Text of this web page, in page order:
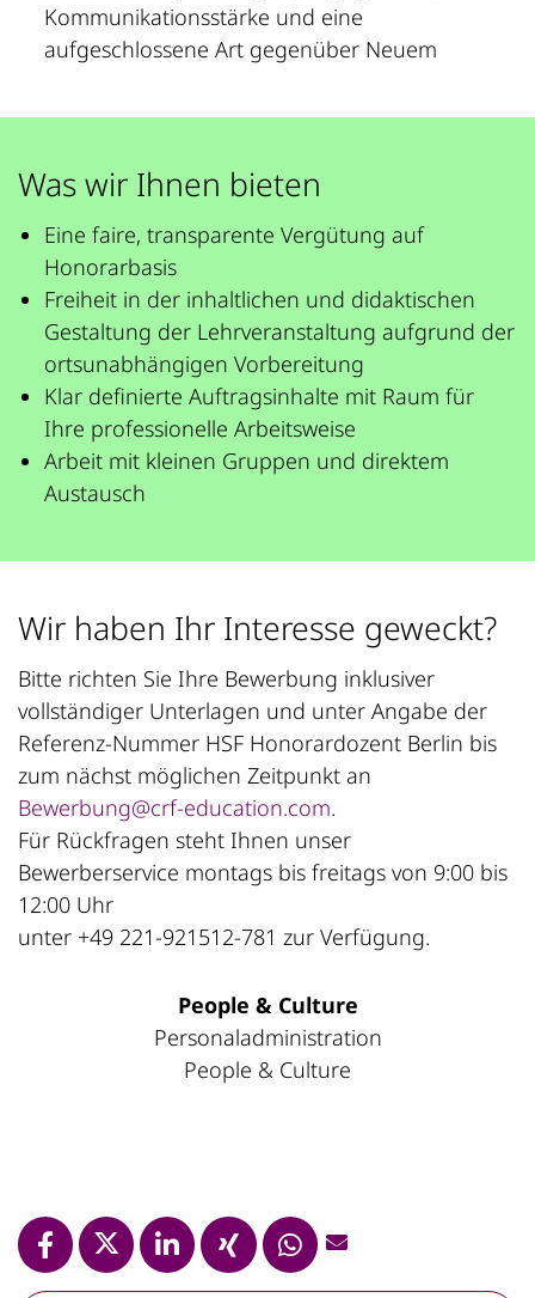
Kommunikationsstärke und eine
aufgeschlossene Art gegenüber Neuem
Was wir Ihnen bieten
Eine faire, transparente Vergütung auf
Honorarbasis
Freiheit in der inhaltlichen und didaktischen
Gestaltung der Lehrveranstaltung aufgrund der
ortsunabhängigen Vorbereitung
Klar definierte Auftragsinhalte mit Raum für
Ihre professionelle Arbeitsweise
Arbeit mit kleinen Gruppen und direktem
Austausch
Wir haben Ihr Interesse geweckt?
Bitte richten Sie Ihre Bewerbung inklusiver
vollständiger Unterlagen und unter Angabe der
Referenz-Nummer HSF Honorardozent Berlin bis
zum nächst möglichen Zeitpunkt an
Bewerbung@crf-education.com.
Für Rückfragen steht Ihnen unser
Bewerberservice montags bis freitags von 9:00 bis
12:00 Uhr
unter +49 221-921512-781 zur Verfügung.
People & Culture
Personaladministration
People & Culture